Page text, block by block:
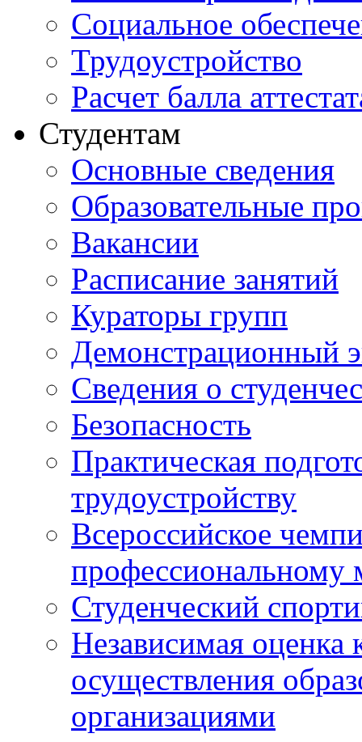
Социальное
Трудоустройство
Расчет балла
Студентам
Основные сведения
Образовательные
Вакансии
Расписание занятий
Кураторы групп
Демонстрационный
Сведения о
Безопасность
Практическая
трудоустройству
Всероссийское
профессиональному
Студенческий
Независимая оценка
осуществления
организациями